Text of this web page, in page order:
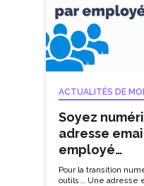
ACTUALITÉS DE
Soyez
adresse
employé…
Pour la transition
outils... Une adresse